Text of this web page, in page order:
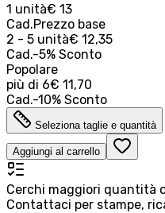
1 unità€ 13
Cad.Prezzo base
2 - 5 unità€ 12,35
Cad.-5% Sconto
Popolare
più di 6€ 11,70
Cad.-10% Sconto
Seleziona taglie e quantità
Aggiungi al carrello
Cerchi maggiori quantità
Contattaci per stampe,